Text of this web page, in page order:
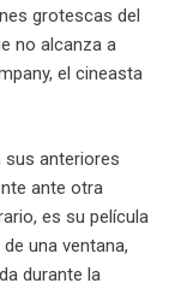
grotescas del
no alcanza a
el cineasta
sus anteriores
ante otra
es su película
una ventana,
durante la